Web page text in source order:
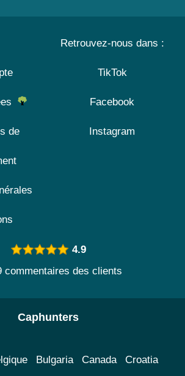
de
Retrouvez-nous dans :
TikTok
Facebook
Instagram
4.9
commentaires des clients
Caphunters
Bulgaria Canada Croatia